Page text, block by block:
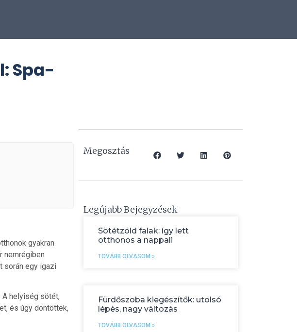
Spa-
gyakran
nemrégiben
során egy igazi
A helyiség sötét,
és úgy döntöttek,
Megosztás
Legújabb Bejegyzések
Sötétzöld falak: így lett
otthonos a nappali
TOVÁBB OLVASOM »
Fürdőszoba kiegészítők: utolsó
lépés, nagy változás
TOVÁBB OLVASOM »